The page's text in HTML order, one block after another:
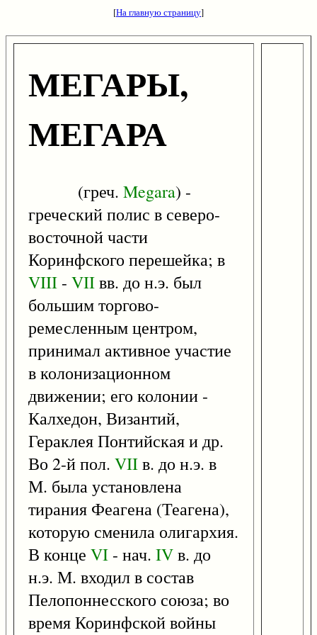
[На главную страницу]
МЕГАРЫ,
МЕГАРА
(греч. Megara) -
греческий полис в северо-
восточной части
Коринфского перешейка; в
VIII - VIIвв. до н.э. был
большим торгово-
ремесленным центром,
принимал активное участие
в колонизационном
движении; его колонии -
Калхедон, Византий,
Гераклея Понтийская и др.
Во 2-й пол. VIIв. до н.э. в
М. была установлена
тирания Феагена (Теагена),
которую сменила олигархия.
В конце VI - нач. IVв. до
н.э. М. входил в состав
Пелопоннесского союза; во
время Коринфской войны